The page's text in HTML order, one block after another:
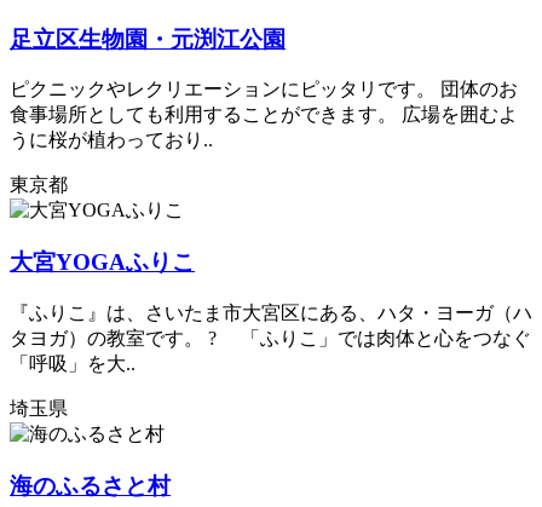
足立区生物園・元渕江公園
ピクニックやレクリエーションにピッタリです。 団体のお
食事場所としても利用することができます。 広場を囲むよ
うに桜が植わっており..
東京都
大宮YOGAふりこ
『ふりこ』は、さいたま市大宮区にある、ハタ・ヨーガ（ハ
タヨガ）の教室です。 ? 「ふりこ」では肉体と心をつなぐ
「呼吸」を大..
埼玉県
海のふるさと村